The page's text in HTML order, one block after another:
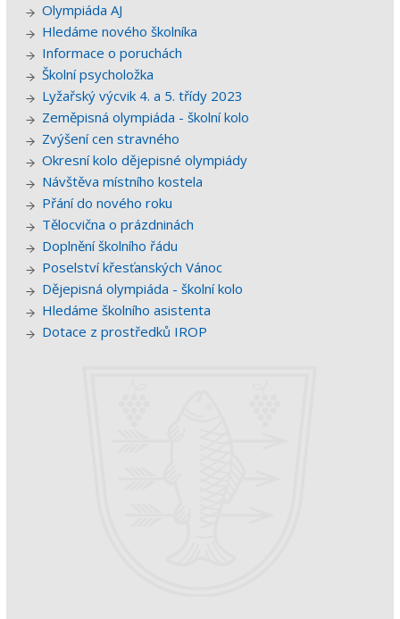
Olympiáda AJ
Hledáme nového školníka
Informace o poruchách
Školní psycholožka
Lyžařský výcvik 4. a 5. třídy 2023
Zeměpisná olympiáda - školní kolo
Zvýšení cen stravného
Okresní kolo dějepisné olympiády
Návštěva místního kostela
Přání do nového roku
Tělocvična o prázdninách
Doplnění školního řádu
Poselství křesťanských Vánoc
Dějepisná olympiáda - školní kolo
Hledáme školního asistenta
Dotace z prostředků IROP